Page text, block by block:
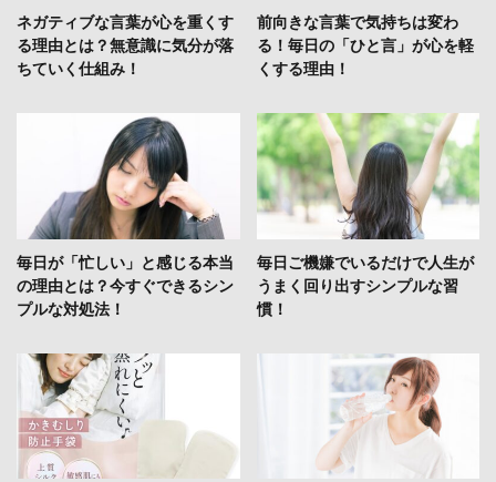
ネガティブな言葉が心を重くす
る理由とは？無意識に気分が落
ちていく仕組み！
前向きな言葉で気持ちは変わ
る！毎日の「ひと言」が心を軽
くする理由！
毎日が「忙しい」と感じる本当
の理由とは？今すぐできるシン
プルな対処法！
毎日ご機嫌でいるだけで人生が
うまく回り出すシンプルな習
慣！